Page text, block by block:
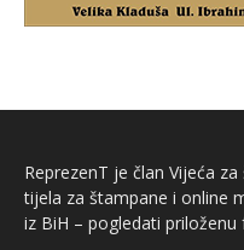
ReprezenT je član Vijeća
tijela za štampane i online
iz BiH – pogledati